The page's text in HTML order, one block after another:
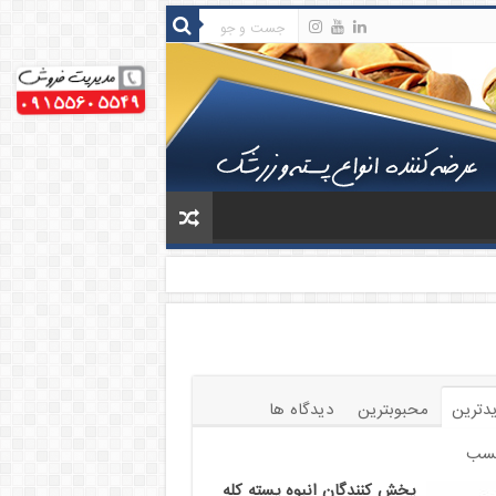
محبوبترین
دیدگاه ها
پخش کنندگان انبوه پسته کله